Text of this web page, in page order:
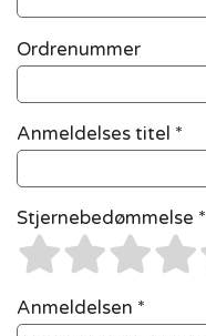
Ordrenummer
Anmeldelses titel *
Stjernebedømmelse *
Anmeldelsen *